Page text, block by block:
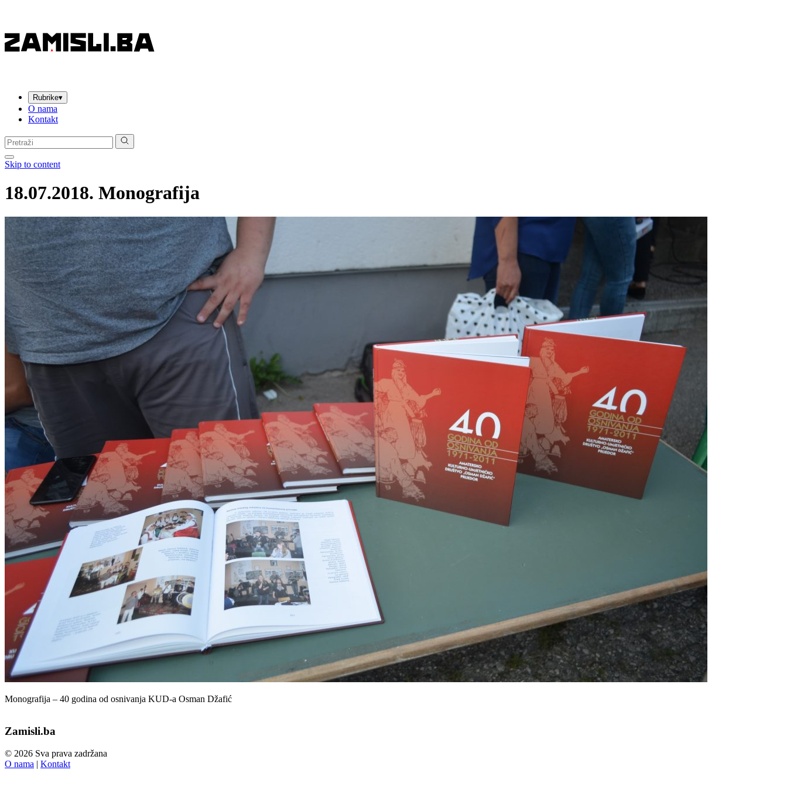
Rubrike▾
O nama
Kontakt
Pretraga:
Skip to content
18.07.2018. Monografija
Monografija – 40 godina od osnivanja KUD-a Osman Džafić
Zamisli.ba
© 2026 Sva prava zadržana
O nama | Kontakt